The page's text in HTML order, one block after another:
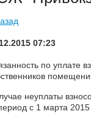
07:23
по уплате
неуплаты
с 1 марта 2015